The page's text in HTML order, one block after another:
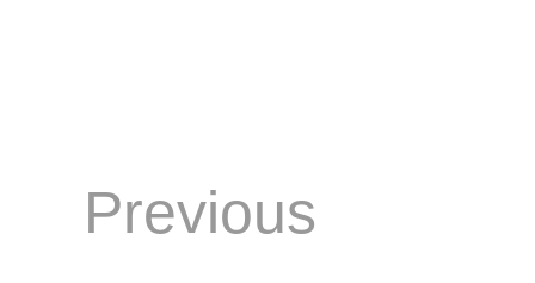
Previous